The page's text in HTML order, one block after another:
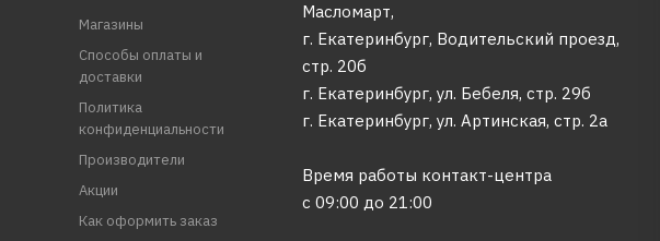
Магазины
Способы оплаты и
доставки
Политика
конфиденциальности
Производители
Акции
Как оформить заказ
Масломарт,
г. Екатеринбург, Водительский проезд,
стр. 20б
г. Екатеринбург, ул. Бебеля, стр. 29б
г. Екатеринбург, ул. Артинская, стр. 2а
Время работы контакт-центра
с 09:00 до 21:00